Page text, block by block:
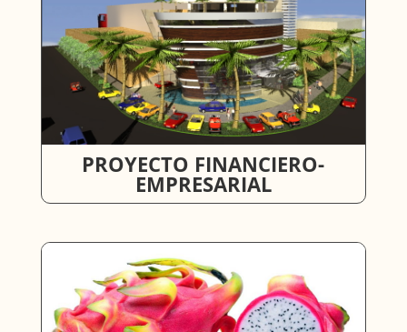
PROYECTO FINANCIERO-
EMPRESARIAL